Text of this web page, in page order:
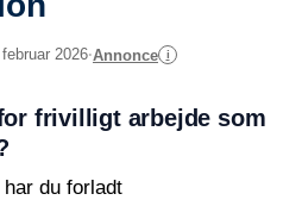
2026·Annonce i
frivilligt arbejde som
du forladt